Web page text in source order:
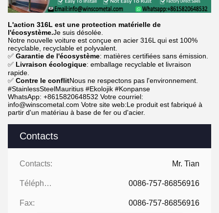
Contacts
Contacts: Mr. Tian
Téléphone: 0086-757-86856916
Fax: 0086-757-86856916
L'action 316L est une protection matérielle de
l'écosystème.Je suis désolée.
Notre nouvelle voiture est conçue en acier 316L qui est 100%
recyclable, recyclable et polyvalent.
✅ Garantie de l'écosystème: matières certifiées sans émission.
✅ Livraison écologique: emballage recyclable et livraison
rapide.
✅ Contre le conflitNous ne respectons pas l'environnement.
#StainlessSteelMauritius #Ekolojik #Konpanse
WhatsApp: +8615820648532 Votre courriel:
info@winscometal.com Votre site web:Le produit est fabriqué à
partir d'un matériau à base de fer ou d'acier.